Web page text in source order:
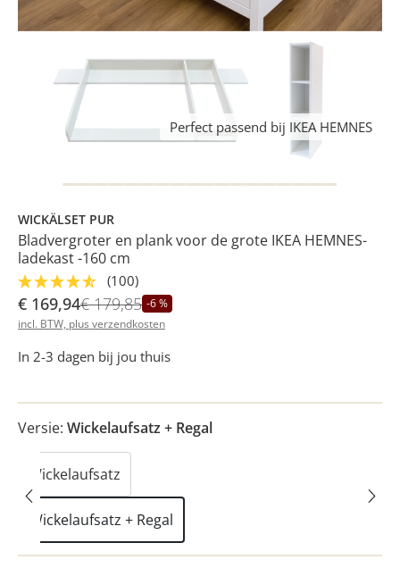
Perfect passend bij IKEA HEMNES
WICKÄLSET PUR
Bladvergroter en plank voor de grote IKEA HEMNES-
ladekast -160 cm
(100)
€ 169,94€ 179,85 -6 %
incl. BTW, plus verzendkosten
In 2-3 dagen bij jou thuis
Versie: Wickelaufsatz + Regal
Wickelaufsatz
Wickelaufsatz + Regal